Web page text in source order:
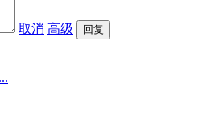
取消 高级